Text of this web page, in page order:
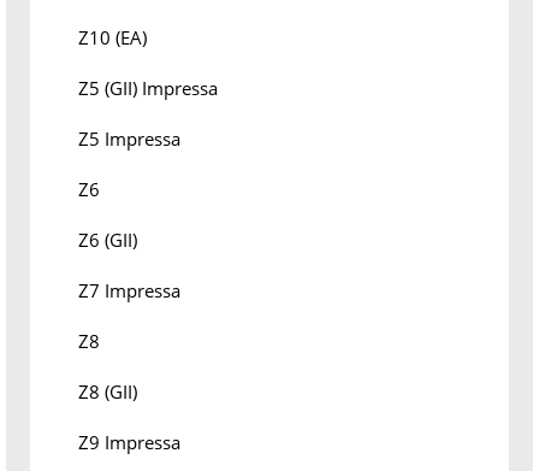
Z10 (EA)
Z5 (GII) Impressa
Z5 Impressa
Z6
Z6 (GII)
Z7 Impressa
Z8
Z8 (GII)
Z9 Impressa